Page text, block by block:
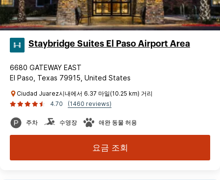
Staybridge Suites El Paso Airport Area
6680 GATEWAY EAST
El Paso, Texas 79915, United States
Ciudad Juarez시내에서 6.37 마일(10.25 km) 거리
4.70
(1460 reviews)
주차 수영장 애완 동물 허용
요금 조회